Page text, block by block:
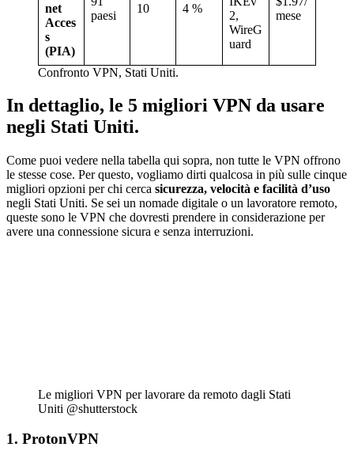
net
Acces
s
(PIA)
paesi
10 4 %
2,
WireG
uard
mese
Confronto VPN, Stati Uniti.
In dettaglio, le 5 migliori VPN da usare
negli Stati Uniti.
Come puoi vedere nella tabella qui sopra, non tutte le VPN offrono
le stesse cose. Per questo, vogliamo dirti qualcosa in più sulle cinque
migliori opzioni per chi cerca sicurezza, velocità e facilità d’uso
negli Stati Uniti. Se sei un nomade digitale o un lavoratore remoto,
queste sono le VPN che dovresti prendere in considerazione per
avere una connessione sicura e senza interruzioni.
Le migliori VPN per lavorare da remoto dagli Stati
Uniti @shutterstock
1. ProtonVPN